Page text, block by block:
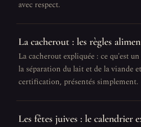
avec respect.
La cacherout : les règles
La cacherout expliquée : ce qu'est
la séparation du lait et de la viande
certification, présentés simplement.
Les fêtes juives : le calendrier